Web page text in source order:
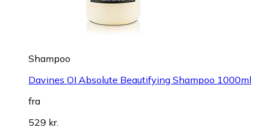
Shampoo
Davines OI Absolute Beautifying Shampoo 1000ml
fra
529 kr.